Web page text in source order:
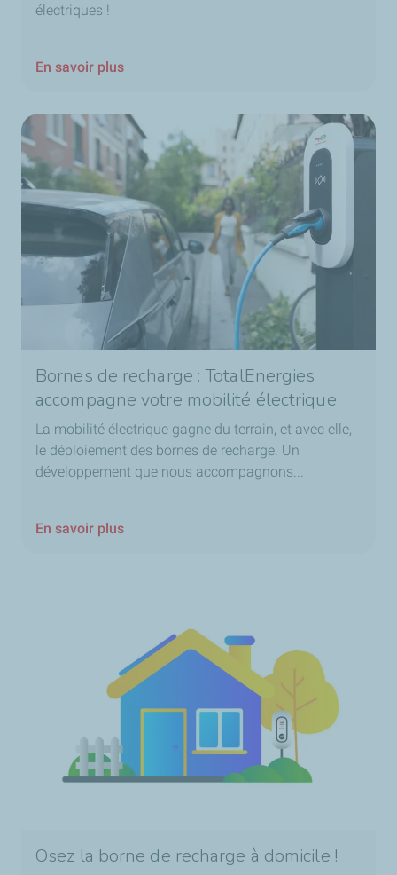
électriques !
En savoir plus
Bornes de recharge : TotalEnergies
accompagne votre mobilité électrique
La mobilité électrique gagne du terrain, et avec elle,
le déploiement des bornes de recharge. Un
développement que nous accompagnons...
En savoir plus
Osez la borne de recharge à domicile !